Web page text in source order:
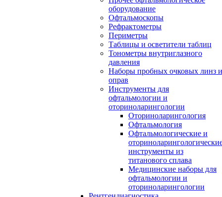
оборудование
Офтальмоскопы
Рефрактометры
Периметры
Таблицы и осветители таблиц
Тонометры внутриглазного
давления
Наборы пробных очковых линз и
оправ
Инструменты для
офтальмологии и
оториноларингологии
Оториноларингология
Офтальмология
Офтальмологические и
инструменты из
титанового сплава
Медицинские наборы для
офтальмологии и
оториноларингологии